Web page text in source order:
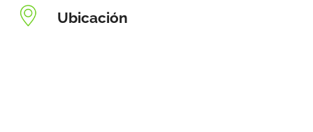
Ubicación